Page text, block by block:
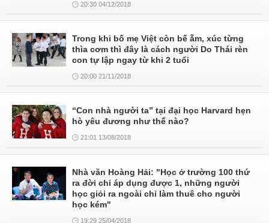
20:30 04/12/2018
Trong khi bố mẹ Việt còn bế ẵm, xúc từng
thìa cơm thì đây là cách người Do Thái rèn
con tự lập ngay từ khi 2 tuổi
20:00 21/11/2018
“Con nhà người ta” tại đại học Harvard hẹn
hò yêu đương như thế nào?
21:01 13/08/2018
Nhà văn Hoàng Hải: "Học ở trường 100 thứ
ra đời chỉ áp dụng được 1, những người
học giỏi ra ngoài chỉ làm thuê cho người
học kém"
19:29 25/04/2018